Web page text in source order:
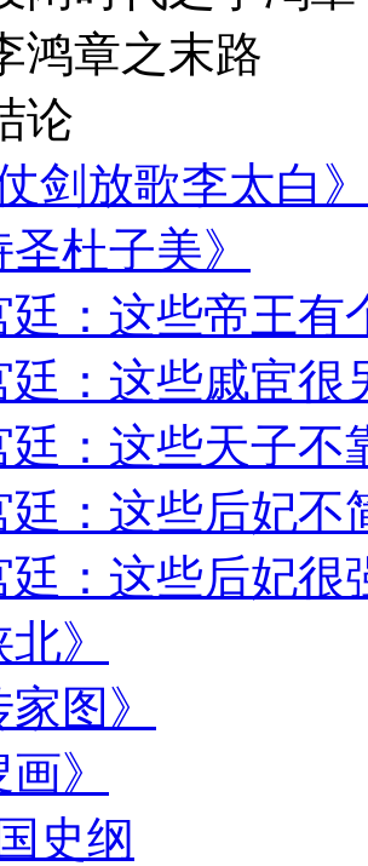
鸿章之末路
论
仗剑放歌李太白
圣杜子美》
廷：这些帝王有
廷：这些戚宦很
廷：这些天子不
廷：这些后妃不
廷：这些后妃很
》
图》
》
史纲